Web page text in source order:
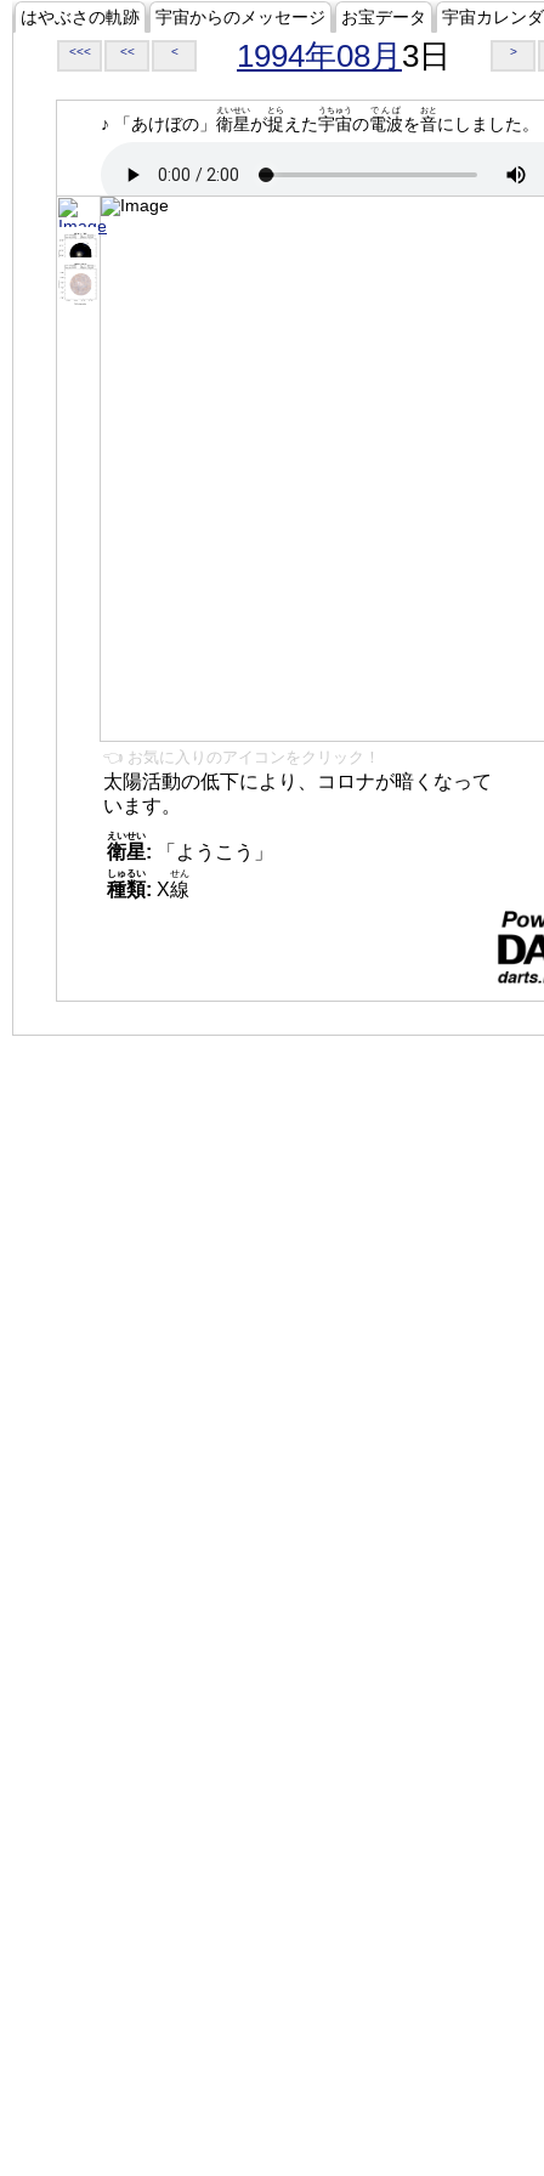
はやぶさの軌跡 宇宙からのメッセージ お宝データ 宇宙カレン
<<< << < 1994年08月 3日 >
♪ 「あけぼの」 衛星
えいせい
が捉
とら
えた宇宙
うちゅう
の電波
でんぱ
を音
おと
にしました。
👈 お気に入りのアイコンをクリック！
太陽活動の低下により、コロナが暗くなって
います。
衛星
えいせい
:
「ようこう」
種類
しゅるい
: X線
せん